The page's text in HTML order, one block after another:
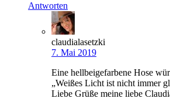
Antworten
claudialasetzki
7. Mai 2019
Eine hellbeigefarbene Hose
„Weißes Licht ist nicht immer
Liebe Grüße meine liebe